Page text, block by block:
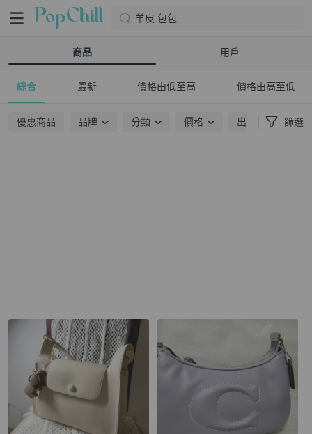
羊皮 包包
商品 用戶
綜合 最新 價格由低至高 價格由高至低
優惠商品 品牌 分類 價格 出貨地點 篩選